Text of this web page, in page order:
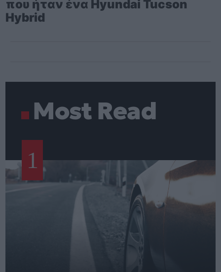
που ήταν ένα Hyundai Tucson
Hybrid
Most Read
1